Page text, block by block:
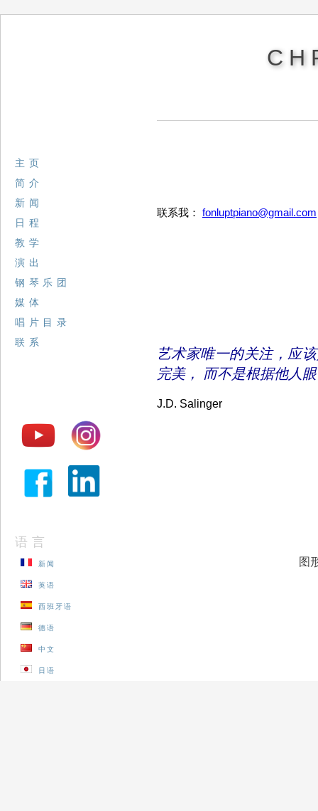
主页
简介
新闻
日程
教学
演出
钢琴乐团
媒体
唱片目录
联系
语言
新闻
英语
西班牙语
德语
中文
日语
联系我： fonluptpiano@gmail.com
艺术家唯一的关注，应
完美， 而不是根据他人
J.D. Salinger
图